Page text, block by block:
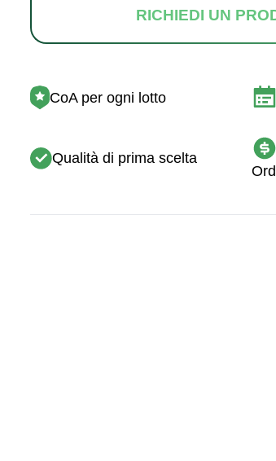
RICHIEDI UN
CoA per ogni lotto
Qualità di prima scelta